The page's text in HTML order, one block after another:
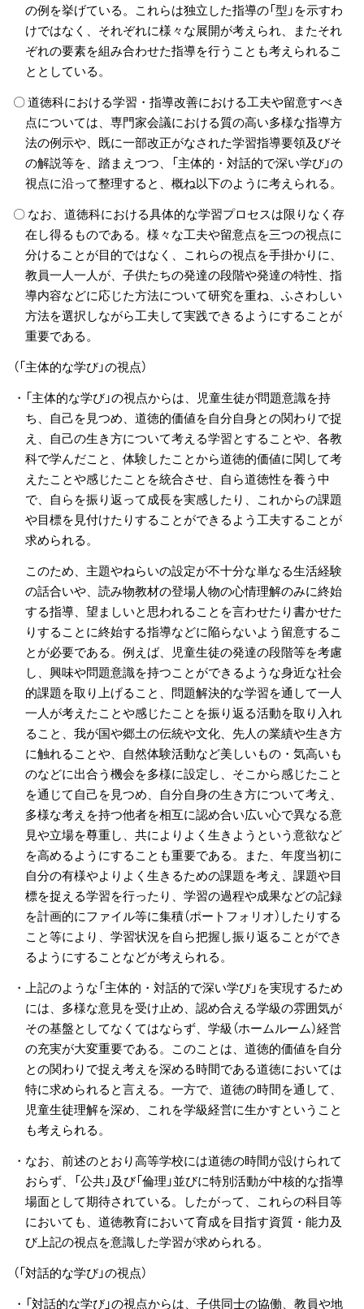
の例を挙げている。これらは独立した指導の「型」を示すわ
けではなく、それぞれに様々な展開が考えられ、またそれ
ぞれの要素を組み合わせた指導を行うことも考えられるこ
ととしている。
〇 道徳科における学習・指導改善における工夫や留意すべき
点については、専門家会議における質の高い多様な指導方
法の例示や、既に一部改正がなされた学習指導要領及びそ
の解説等を、踏まえつつ、「主体的・対話的で深い学び」の
視点に沿って整理すると、概ね以下のように考えられる。
〇 なお、道徳科における具体的な学習プロセスは限りなく存
在し得るものである。様々な工夫や留意点を三つの視点に
分けることが目的ではなく、これらの視点を手掛かりに、
教員一人一人が、子供たちの発達の段階や発達の特性、指
導内容などに応じた方法について研究を重ね、ふさわしい
方法を選択しながら工夫して実践できるようにすることが
重要である。
（「主体的な学び」の視点）
・「主体的な学び」の視点からは、児童生徒が問題意識を持
ち、自己を見つめ、道徳的価値を自分自身との関わりで捉
え、自己の生き方について考える学習とすることや、各教
科で学んだこと、体験したことから道徳的価値に関して考
えたことや感じたことを統合させ、自ら道徳性を養う中
で、自らを振り返って成長を実感したり、これからの課題
や目標を見付けたりすることができるよう工夫することが
求められる。
このため、主題やねらいの設定が不十分な単なる生活経験
の話合いや、読み物教材の登場人物の心情理解のみに終始
する指導、望ましいと思われることを言わせたり書かせた
りすることに終始する指導などに陥らないよう留意するこ
とが必要である。例えば、児童生徒の発達の段階等を考慮
し、興味や問題意識を持つことができるような身近な社会
的課題を取り上げること、問題解決的な学習を通して一人
一人が考えたことや感じたことを振り返る活動を取り入れ
ること、我が国や郷土の伝統や文化、先人の業績や生き方
に触れることや、自然体験活動など美しいもの・気高いも
のなどに出合う機会を多様に設定し、そこから感じたこと
を通じて自己を見つめ、自分自身の生き方について考え、
多様な考えを持つ他者を相互に認め合い広い心で異なる意
見や立場を尊重し、共によりよく生きようという意欲など
を高めるようにすることも重要である。また、年度当初に
自分の有様やよりよく生きるための課題を考え、課題や目
標を捉える学習を行ったり、学習の過程や成果などの記録
を計画的にファイル等に集積（ポートフォリオ）したりする
こと等により、学習状況を自ら把握し振り返ることができ
るようにすることなどが考えられる。
・上記のような「主体的・対話的で深い学び」を実現するため
には、多様な意見を受け止め、認め合える学級の雰囲気が
その基盤としてなくてはならず、学級（ホームルーム）経営
の充実が大変重要である。このことは、道徳的価値を自分
との関わりで捉え考えを深める時間である道徳においては
特に求められると言える。一方で、道徳の時間を通して、
児童生徒理解を深め、これを学級経営に生かすということ
も考えられる。
・なお、前述のとおり高等学校には道徳の時間が設けられて
おらず、「公共」及び「倫理」並びに特別活動が中核的な指導
場面として期待されている。したがって、これらの科目等
においても、道徳教育において育成を目指す資質・能力及
び上記の視点を意識した学習が求められる。
（「対話的な学び」の視点）
・「対話的な学び」の視点からは、子供同士の協働、教員や地